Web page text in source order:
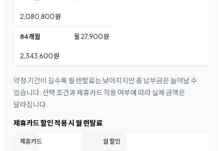
2,080,800원
84개월 월 27,900원
2,343,600원
약정 기간이 길수록 월 렌탈료는 낮아지지만 총 납부금은 늘어날 수
있습니다. 선택 조건과 제휴카드 적용 여부에 따라 실제 금액은
달라집니다.
제휴카드 할인 적용 시 월 렌탈료
제휴카드 월 할인